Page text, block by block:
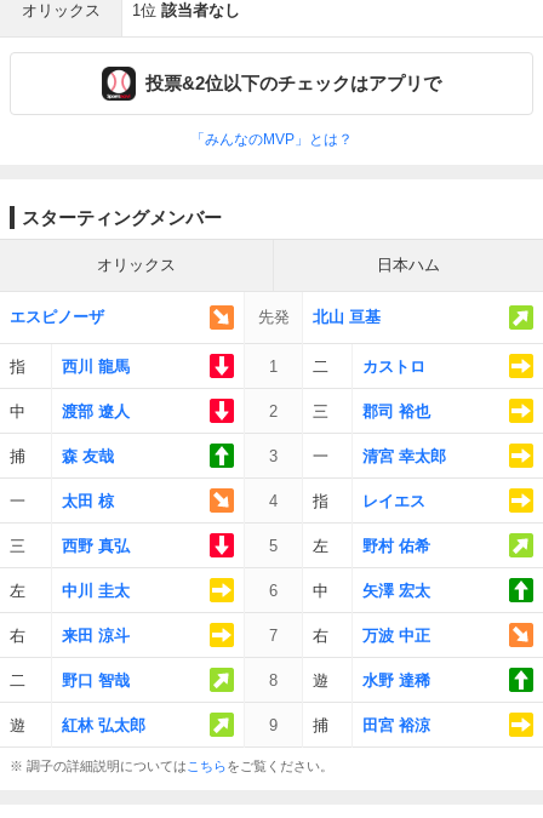
オリックス 1位 該当者なし
投票&2位以下のチェックはアプリで
「みんなのMVP」とは？
スターティングメンバー
オリックス 日本ハム
エスピノーザ 先発 北山 亘基
指 西川 龍馬 1 二 カストロ
中 渡部 遼人 2 三 郡司 裕也
捕 森 友哉 3 一 清宮 幸太郎
一 太田 椋 4 指 レイエス
三 西野 真弘 5 左 野村 佑希
左 中川 圭太 6 中 矢澤 宏太
右 来田 涼斗 7 右 万波 中正
二 野口 智哉 8 遊 水野 達稀
遊 紅林 弘太郎 9 捕 田宮 裕涼
※ 調子の詳細説明については こちらをご覧ください。